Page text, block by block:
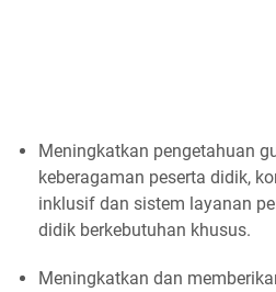
Meningkatkan pengetahuan
keberagaman peserta didik,
inklusif dan sistem layanan
didik berkebutuhan khusus.
Meningkatkan dan